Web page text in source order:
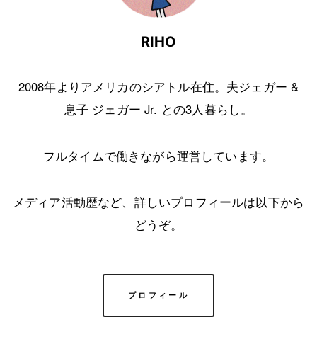
RIHO
2008年よりアメリカのシアトル在住。夫ジェガー &
息子 ジェガー Jr. との3人暮らし。
フルタイムで働きながら運営しています。
メディア活動歴など、詳しいプロフィールは以下から
どうぞ。
プロフィール